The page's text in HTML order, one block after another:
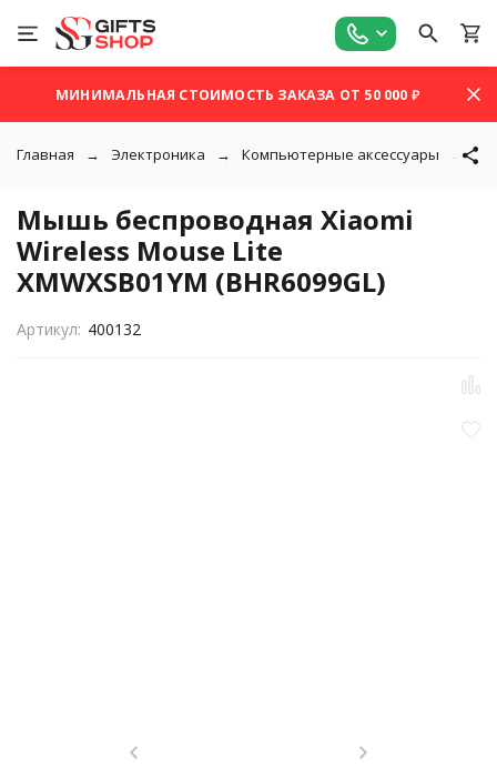
МИНИМАЛЬНАЯ СТОИМОСТЬ ЗАКАЗА ОТ 50 000 ₽
Главная Электроника Компьютерные аксессуары
Мышь беспроводная Xiaomi
Wireless Mouse Lite
XMWXSB01YM (BHR6099GL)
Артикул: 400132